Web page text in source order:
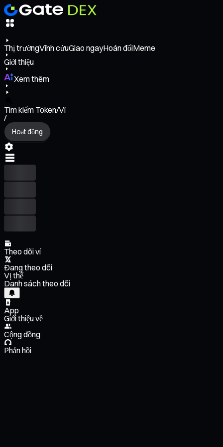
Thị trườngVĩnh cửuGiao ngayHoán đổiMeme
Giới thiệu
Xem thêm
Tìm kiếm Token/Ví
/
Hoạt động
Theo dõi ví
Đang theo dõi
Vị thế
Danh sách theo dõi
App
Giới thiệu về
Cộng đồng
Phản hồi